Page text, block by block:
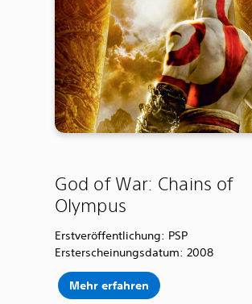
God of War: Chains of
Olympus
Erstveröffentlichung: PSP
Ersterscheinungsdatum: 2008
Mehr erfahren